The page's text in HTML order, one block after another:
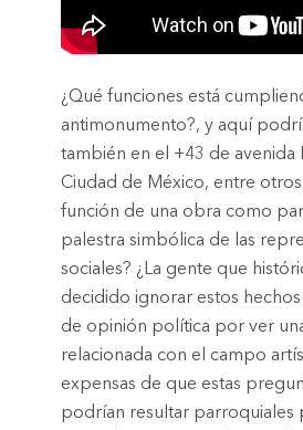
¿Qué funciones está
antimonumento?, y aquí
también en el +43 de avenida
Ciudad de México, entre
función de una obra como
palestra simbólica de las
sociales? ¿La gente que
decidido ignorar estos
de opinión política por ver
relacionada con el campo
expensas de que estas
podrían resultar parroquiales